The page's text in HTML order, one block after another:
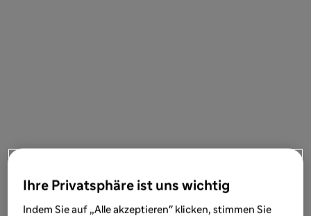
Ihre Privatsphäre ist uns wichtig
Indem Sie auf „Alle akzeptieren" klicken, stimmen Sie